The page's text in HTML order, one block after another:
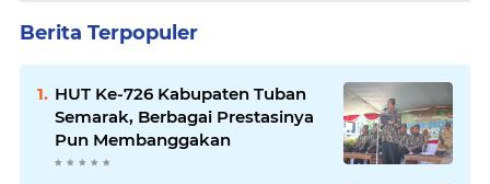
Berita Terpopuler
HUT Ke-726 Kabupaten Tuban
Semarak, Berbagai Prestasinya
Pun Membanggakan